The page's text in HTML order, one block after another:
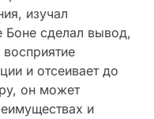
изучал
Боне сделал вывод,
восприятие
и отсеивает до
он может
и